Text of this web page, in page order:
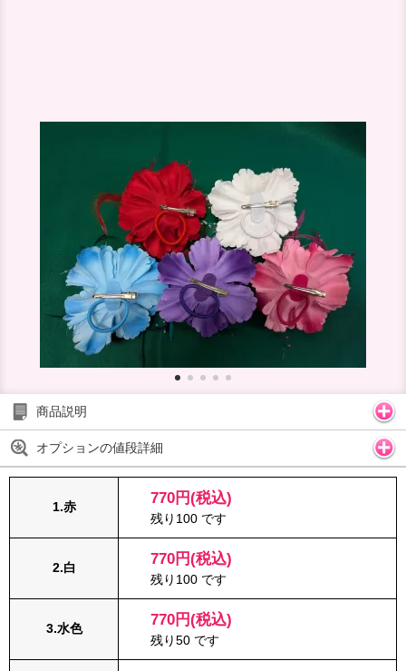
商品説明
オプションの値段詳細
1.赤 770円(税込)
残り100 です
2.白 770円(税込)
残り100 です
3.水色 770円(税込)
残り50 です